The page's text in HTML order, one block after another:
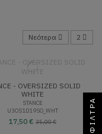
Νεότερα 2
- OVERSIZED SOLID
WHITE
STANCE
U3OS1D19SO_WHT
17,50 € 35,00 € ΦΊΛΤΡΑ